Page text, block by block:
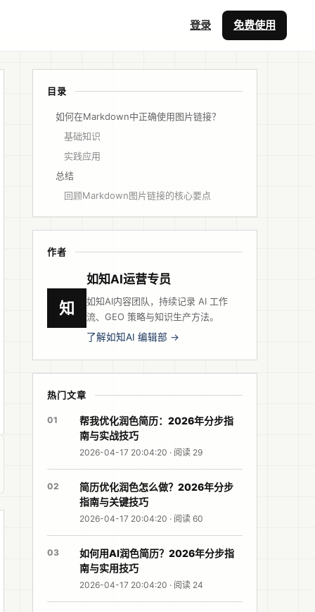
登录 免费使用
目录
如何在Markdown中正确使用图片链接？
基础知识
实践应用
总结
回顾Markdown图片链接的核心要点
作者
知
如知AI运营专员
如知AI内容团队，持续记录 AI 工作
流、GEO 策略与知识生产方法。
了解如知AI 编辑部 →
热门文章
01
帮我优化润色简历：2026年分步指
南与实战技巧
2026-04-17 20:04:20 · 阅读 29
02
简历优化润色怎么做？2026年分步
指南与关键技巧
2026-04-17 20:04:20 · 阅读 60
03
如何用AI润色简历？2026年分步指
南与实用技巧
2026-04-17 20:04:20 · 阅读 24